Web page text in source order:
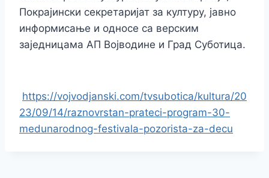
Покрајински секретаријат за културу, јавно
информисање и односе са верским
заједницама АП Војводине и Град Суботица.
https://vojvodjanski.com/tvsubotica/kultura/20
23/09/14/raznovrstan-prateci-program-30-
medunarodnog-festivala-pozorista-za-decu